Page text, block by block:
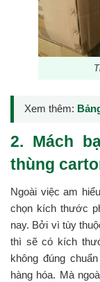
Xem thêm:
2. Mách
thùng
Ngoài việc am
chọn kích thước
nay. Bởi vì tùy
thì sẽ có kích
không đúng
hàng hóa. Mà